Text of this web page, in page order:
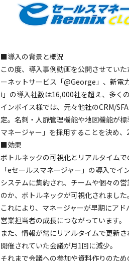
■導入の背景と概況
この度、導入事例動画を公開させてい
ーネットサービス「@George」、新電
i」の導入社数は16,000社を超え、多く
インボイス様では、元々他社のCRM/
定。名刺・人脈管理機能や地図機能が
マネージャー」を採用することを決め
■効果
ボトルネックの可視化とリアルタイム
「eセールスマネージャー」の導入で
システムに集約され、チームや個々の
のか、ボトルネックが可視化されました。
これにより、マネージャーが早期にア
営業担当者の成長につながっています。
また、情報が常にリアルタイムで更新
開催されていた会議が月1回に減少。
それまで会議への参加や資料作りのた